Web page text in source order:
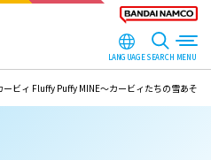
LANGUAGESEARCH
ービィ Fluffy Puffy MINE～カービィたちの雪あそび